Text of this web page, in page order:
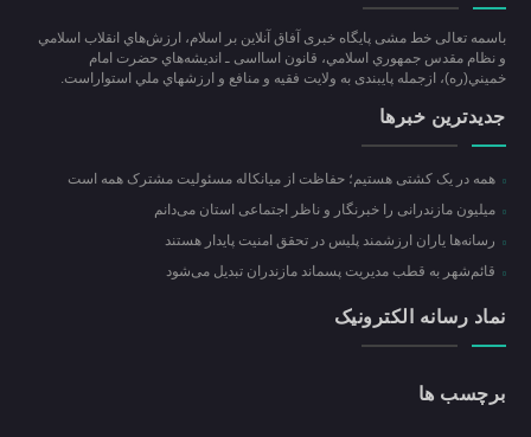
باسمه تعالی خط مشی پایگاه خبری آفاق آنلاین بر اسلام، ارزش‌هاي انقلاب اسلامي
و نظام مقدس جمهوري اسلامي، قانون اسااسی ـ انديشه‌هاي حضرت امام
خميني(ره)، ازجمله پایبندی به ولايت فقيه و منافع و ارزشهاي ملي استواراست.
جدیدترین خبرها
همه در یک کشتی هستیم؛ حفاظت از میانکاله مسئولیت مشترک همه است
میلیون مازندرانی را خبرنگار و ناظر اجتماعی استان می‌دانم
رسانه‌ها یاران ارزشمند پلیس در تحقق امنیت پایدار هستند
قائم‌شهر به قطب مدیریت پسماند مازندران تبدیل می‌شود
نماد رسانه الکترونیک
برچسب ها